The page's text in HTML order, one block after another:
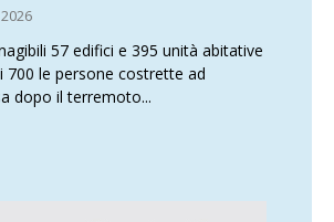
57 edifici e 395 unità abitative
700 le persone costrette ad
dopo il terremoto...